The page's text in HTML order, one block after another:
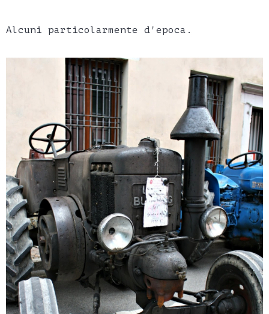
Alcuni particolarmente d'epoca.